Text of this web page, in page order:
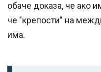
обаче доказа, че ако
че "крепости" на
има.